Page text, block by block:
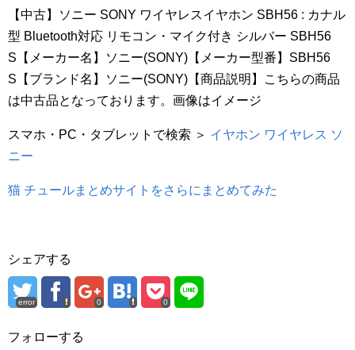
【中古】ソニー SONY ワイヤレスイヤホン SBH56 : カナル
型 Bluetooth対応 リモコン・マイク付き シルバー SBH56
S【メーカー名】ソニー(SONY)【メーカー型番】SBH56
S【ブランド名】ソニー(SONY)【商品説明】こちらの商品
は中古品となっております。画像はイメージ
スマホ・PC・タブレットで検索 ＞ イヤホン ワイヤレス ソ
ニー
猫 チュールまとめサイトをさらにまとめてみた
シェアする
error 0 0
フォローする